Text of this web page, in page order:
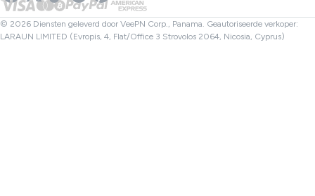
Bestandscontrole
Turkije VPN
Partners
© 2026 Diensten geleverd door VeePN Corp., Panama. Geautoriseerde verkoper:
LARAUN LIMITED (Evropis, 4, Flat/Office 3 Strovolos 2064, Nicosia, Cyprus)